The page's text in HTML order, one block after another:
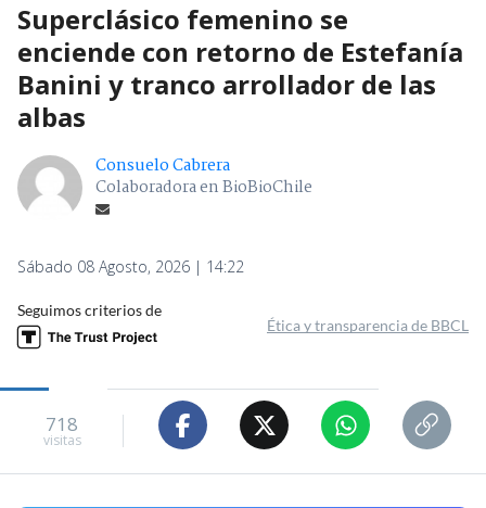
Superclásico femenino se
enciende con retorno de Estefanía
Banini y tranco arrollador de las
albas
Consuelo Cabrera
Colaboradora en BioBioChile
Sábado 08 Agosto, 2026 | 14:22
Seguimos criterios de
Ética y transparencia de BBCL
718
visitas